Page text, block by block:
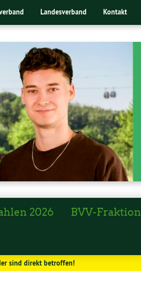
Landesverband Kontakt
2026 BVV-Fraktion
sind direkt betroffen!